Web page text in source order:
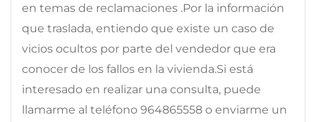
en temas de reclamaciones .Por la información
que traslada, entiendo que existe un caso de
vicios ocultos por parte del vendedor que era
conocer de los fallos en la vivienda.Si está
interesado en realizar una consulta, puede
llamarme al teléfono 964865558 o enviarme un